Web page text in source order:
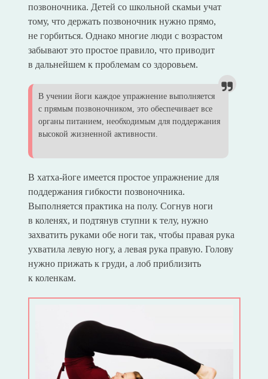
позвоночника. Детей со школьной скамьи учат
тому, что держать позвоночник нужно прямо,
не горбиться. Однако многие люди с возрастом
забывают это простое правило, что приводит
в дальнейшем к проблемам со здоровьем.
В учении йоги каждое упражнение выполняется
с прямым позвоночником, это обеспечивает все
органы питанием, необходимым для поддержания
высокой жизненной активности.
В хатха-йоге имеется простое упражнение для
поддержания гибкости позвоночника.
Выполняется практика на полу. Согнув ноги
в коленях, и подтянув ступни к телу, нужно
захватить руками обе ноги так, чтобы правая рука
ухватила левую ногу, а левая рука правую. Голову
нужно прижать к груди, а лоб приблизить
к коленкам.